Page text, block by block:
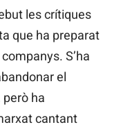
les crítiques
que ha preparat
S’ha
el
ha
cantant